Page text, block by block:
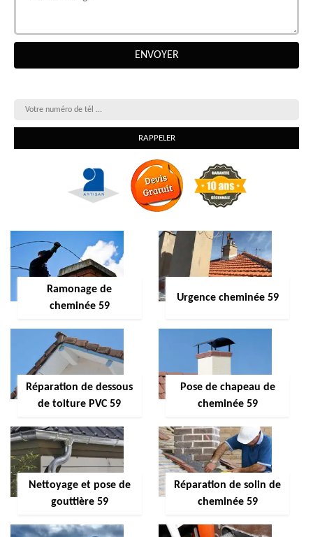
Ramonage de
cheminée 59
Urgence cheminée 59
Réparation de dessous
de toiture PVC 59
Pose de chapeau de
cheminée 59
Nettoyage et pose de
gouttière 59
Réparation de solin de
cheminée 59